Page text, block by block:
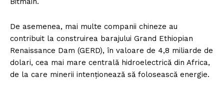
De asemenea, mai multe companii chineze au
contribuit la construirea barajului Grand Ethiopian
Renaissance Dam (GERD), în valoare de 4,8 miliarde de
dolari, cea mai mare centrală hidroelectrică din Africa,
de la care minerii intenționează să folosească energie.